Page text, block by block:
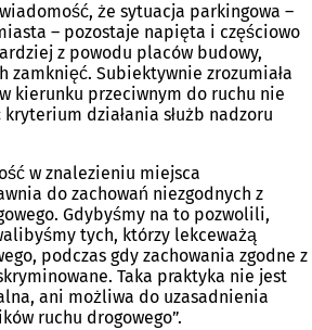
że sytuacja parkingowa –
– pozostaje napięta i częściowo
z powodu placów budowy,
zamknięć. Subiektywnie zrozumiała
kierunku przeciwnym do ruchu nie
działania służb nadzoru
w znalezieniu miejsca
do zachowań niezgodnych z
Gdybyśmy na to pozwolili,
tych, którzy lekceważą
podczas gdy zachowania zgodne z
Taka praktyka nie jest
ani możliwa do uzasadnienia
ruchu drogowego”.